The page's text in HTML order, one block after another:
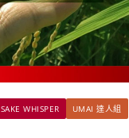
SAKE WHISPER
UMAI 達人組